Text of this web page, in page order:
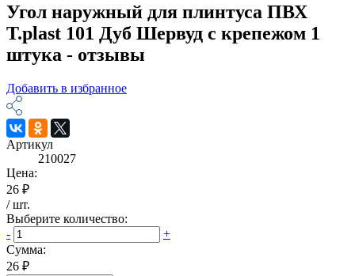
Угол наружный для плинтуса ПВХ
T.рlast 101 Дуб Шервуд с крепежом 1
штука - отзывы
Добавить в избранное
Артикул
210027
Цена:
26 ₽
/шт.
Выберите количество:
-
+
Сумма:
26 ₽